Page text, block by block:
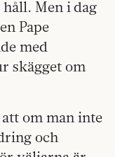
Men i dag
Pape
med
skägget om
om man inte
och